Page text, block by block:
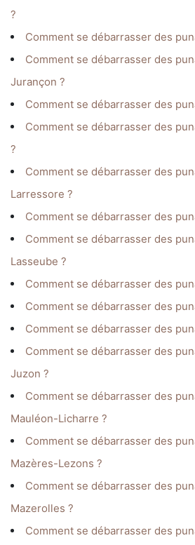
?
Comment se débarrasser des
Comment se débarrasser des
Jurançon ?
Comment se débarrasser des
Comment se débarrasser des
?
Comment se débarrasser des
Larressore ?
Comment se débarrasser des
Comment se débarrasser des
Lasseube ?
Comment se débarrasser des
Comment se débarrasser des
Comment se débarrasser des
Comment se débarrasser des
Juzon ?
Comment se débarrasser des
Mauléon-Licharre ?
Comment se débarrasser des
Mazères-Lezons ?
Comment se débarrasser des
Mazerolles ?
Comment se débarrasser des